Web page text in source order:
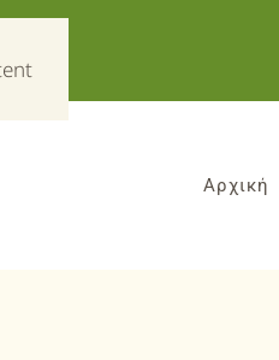
Αρχική